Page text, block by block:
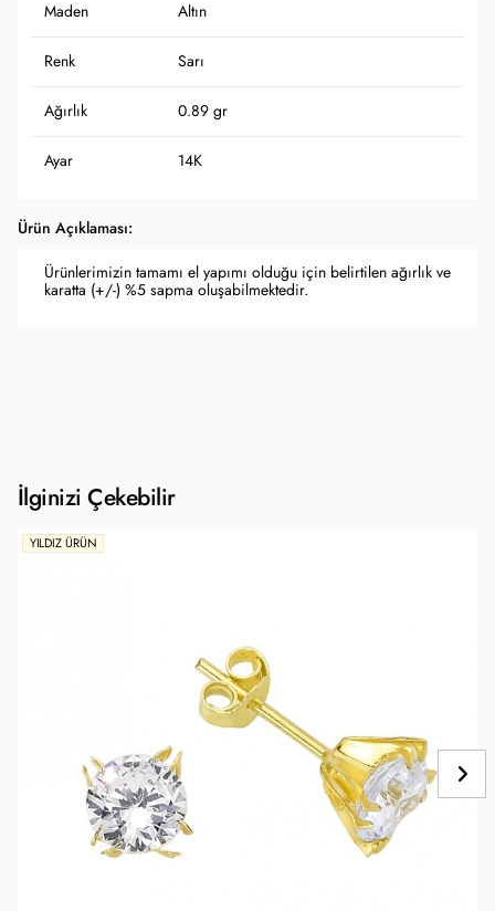
Maden Altın
Renk Sarı
Ağırlık 0.89 gr
Ayar 14K
Ürün Açıklaması:
Ürünlerimizin tamamı el yapımı olduğu için belirtilen ağırlık ve
karatta (+/-) %5 sapma oluşabilmektedir.
İlginizi Çekebilir
YILDIZ ÜRÜN